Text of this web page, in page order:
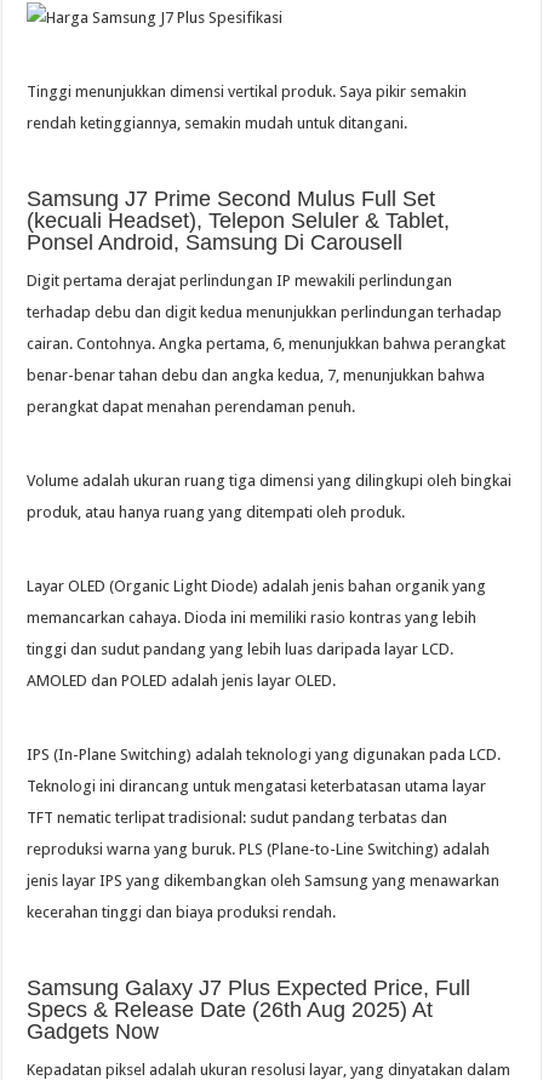
Tinggi menunjukkan dimensi vertikal produk. Saya pikir semakin
rendah ketinggiannya, semakin mudah untuk ditangani.
Samsung J7 Prime Second Mulus Full Set
(kecuali Headset), Telepon Seluler & Tablet,
Ponsel Android, Samsung Di Carousell
Digit pertama derajat perlindungan IP mewakili perlindungan
terhadap debu dan digit kedua menunjukkan perlindungan terhadap
cairan. Contohnya. Angka pertama, 6, menunjukkan bahwa perangkat
benar-benar tahan debu dan angka kedua, 7, menunjukkan bahwa
perangkat dapat menahan perendaman penuh.
Volume adalah ukuran ruang tiga dimensi yang dilingkupi oleh bingkai
produk, atau hanya ruang yang ditempati oleh produk.
Layar OLED (Organic Light Diode) adalah jenis bahan organik yang
memancarkan cahaya. Dioda ini memiliki rasio kontras yang lebih
tinggi dan sudut pandang yang lebih luas daripada layar LCD.
AMOLED dan POLED adalah jenis layar OLED.
IPS (In-Plane Switching) adalah teknologi yang digunakan pada LCD.
Teknologi ini dirancang untuk mengatasi keterbatasan utama layar
TFT nematic terlipat tradisional: sudut pandang terbatas dan
reproduksi warna yang buruk. PLS (Plane-to-Line Switching) adalah
jenis layar IPS yang dikembangkan oleh Samsung yang menawarkan
kecerahan tinggi dan biaya produksi rendah.
Samsung Galaxy J7 Plus Expected Price, Full
Specs & Release Date (26th Aug 2025) At
Gadgets Now
Kepadatan piksel adalah ukuran resolusi layar, yang dinyatakan dalam